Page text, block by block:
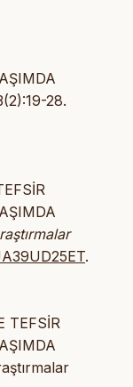
28.
.
TEFSİR